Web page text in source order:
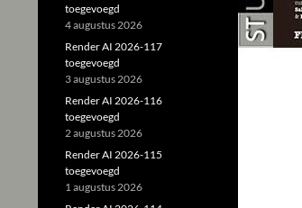
toegevoegd
4 augustus 2026
Render AI 2026-117
toegevoegd
3 augustus 2026
Render AI 2026-116
toegevoegd
2 augustus 2026
Render AI 2026-115
toegevoegd
1 augustus 2026